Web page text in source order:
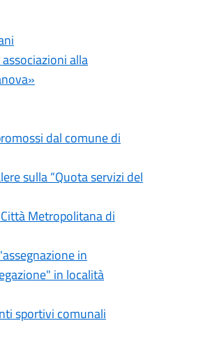
alla
dal comune di
sulla “Quota servizi del
Metropolitana di
in
in località
sportivi comunali